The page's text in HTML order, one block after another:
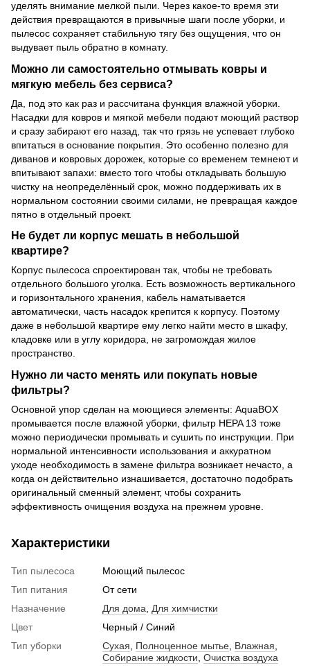
уделять внимание мелкой пыли. Через какое-то время эти
действия превращаются в привычные шаги после уборки, и
пылесос сохраняет стабильную тягу без ощущения, что он
выдувает пыль обратно в комнату.
Можно ли самостоятельно отмывать ковры и
мягкую мебель без сервиса?
Да, под это как раз и рассчитана функция влажной уборки.
Насадки для ковров и мягкой мебели подают моющий раствор
и сразу забирают его назад, так что грязь не успевает глубоко
впитаться в основание покрытия. Это особенно полезно для
диванов и ковровых дорожек, которые со временем темнеют и
впитывают запахи: вместо того чтобы откладывать большую
чистку на неопределённый срок, можно поддерживать их в
нормальном состоянии своими силами, не превращая каждое
пятно в отдельный проект.
Не будет ли корпус мешать в небольшой
квартире?
Корпус пылесоса спроектирован так, чтобы не требовать
отдельного большого уголка. Есть возможность вертикального
и горизонтального хранения, кабель наматывается
автоматически, часть насадок крепится к корпусу. Поэтому
даже в небольшой квартире ему легко найти место в шкафу,
кладовке или в углу коридора, не загромождая жилое
пространство.
Нужно ли часто менять или покупать новые
фильтры?
Основной упор сделан на моющиеся элементы: AquaBOX
промывается после влажной уборки, фильтр HEPA 13 тоже
можно периодически промывать и сушить по инструкции. При
нормальной интенсивности использования и аккуратном
уходе необходимость в замене фильтра возникает нечасто, а
когда он действительно изнашивается, достаточно подобрать
оригинальный сменный элемент, чтобы сохранить
эффективность очищения воздуха на прежнем уровне.
Характеристики
Тип пылесоса
Моющий пылесос
Тип питания
От сети
Назначение
Для дома
Для химчистки
Цвет
Черный / Синий
Тип уборки
Сухая Полноценное мытье Влажная
Собирание жидкости Очистка воздуха